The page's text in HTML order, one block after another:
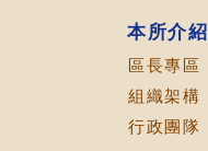
本所介紹
區長專區
組織架構
行政團隊